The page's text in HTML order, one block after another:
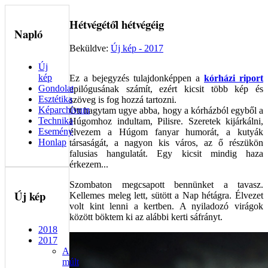
Hétvégétől hétvégéig
Beküldve: Új kép - 2017
Ez a bejegyzés tulajdonképpen a kórházi riport
epilógusának számít, ezért kicsit több kép és
szöveg is fog hozzá tartozni.
Ott hagytam ugye abba, hogy a kórházból egyből a
Húgomhoz indultam, Pilisre. Szeretek kijárkálni,
élvezem a Húgom fanyar humorát, a kutyák
társaságát, a nagyon kis város, az ő részükön
falusias hangulatát. Egy kicsit mindig haza
érkezem...
Szombaton megcsapott bennünket a tavasz.
Kellemes meleg lett, sütött a Nap hétágra. Élvezet
volt kint lenni a kertben. A nyiladozó virágok
között böktem ki az alábbi kerti sáfrányt.
Napló
Új
kép
Gondolat
Esztétika
Képarchívum
Technika
Esemény
Honlap
Új kép
2018
2017
A
múlt